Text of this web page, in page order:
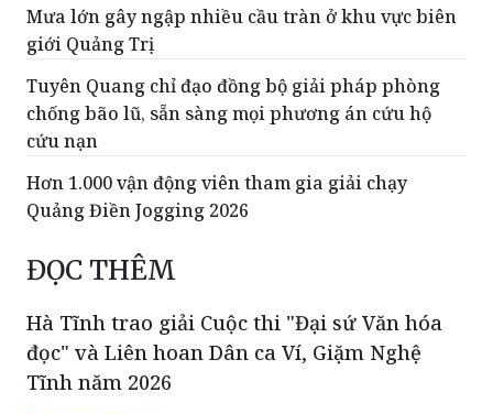
Mưa lớn gây ngập nhiều cầu tràn ở khu vực biên
giới Quảng Trị
Tuyên Quang chỉ đạo đồng bộ giải pháp phòng
chống bão lũ, sẵn sàng mọi phương án cứu hộ
cứu nạn
Hơn 1.000 vận động viên tham gia giải chạy
Quảng Điền Jogging 2026
ĐỌC THÊM
Hà Tĩnh trao giải Cuộc thi "Đại sứ Văn hóa
đọc" và Liên hoan Dân ca Ví, Giặm Nghệ
Tĩnh năm 2026